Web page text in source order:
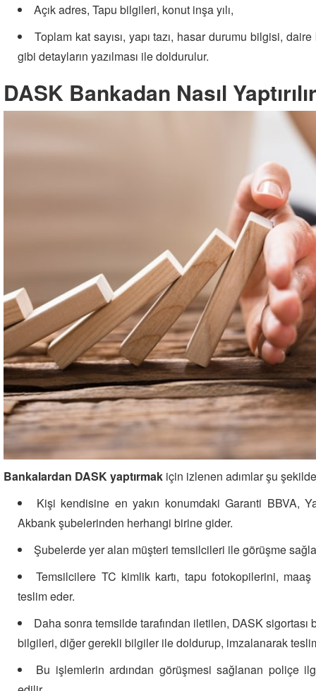
Açık adres, Tapu bilgileri, konut inşa yılı,
Toplam kat sayısı, yapı tazı, hasar durumu bilgisi,
gibi detayların yazılması ile doldurulur.
DASK Bankadan Nasıl
Bankalardan DASK yaptırmak için izlenen adımlar şu
Kişi kendisine en yakın konumdaki Garanti BBVA,
Akbank şubelerinden herhangi birine gider.
Şubelerde yer alan müşteri temsilcileri ile görüşme
Temsilcilere TC kimlik kartı, tapu fotokopilerini,
teslim eder.
Daha sonra temsilde tarafından iletilen, DASK
bilgileri, diğer gerekli bilgiler ile doldurup, imzalanarak
Bu işlemlerin ardından görüşmesi sağlanan poliçe